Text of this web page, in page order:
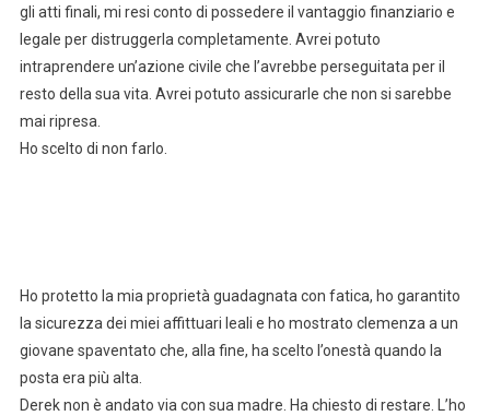
gli atti finali, mi resi conto di possedere il vantaggio finanziario e
legale per distruggerla completamente. Avrei potuto
intraprendere un’azione civile che l’avrebbe perseguitata per il
resto della sua vita. Avrei potuto assicurarle che non si sarebbe
mai ripresa.
Ho scelto di non farlo.
Ho protetto la mia proprietà guadagnata con fatica, ho garantito
la sicurezza dei miei affittuari leali e ho mostrato clemenza a un
giovane spaventato che, alla fine, ha scelto l’onestà quando la
posta era più alta.
Derek non è andato via con sua madre. Ha chiesto di restare. L’ho